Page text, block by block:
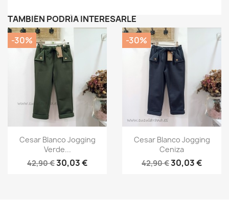
TAMBIÉN PODRÍA INTERESARLE
Vista rápida
Cesar Blanco Jogging
Verde...
42,90 €30,03 €
-30%
Vista rápida
Cesar Blanco Jogging
Ceniza
42,90 €30,03 €
-30%